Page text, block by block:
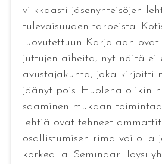
vilkkaasti jäsenyhteisöjen
tulevaisuuden tarpeista.
luovutettuun Karjalaan
juttujen aiheita, nyt näitä ei
avustajakunta, joka kirjoitti
jäänyt pois. Huolena olikin
saaminen mukaan
lehtiä ovat tehneet
osallistumisen rima voi olla
korkealla. Seminaari löysi